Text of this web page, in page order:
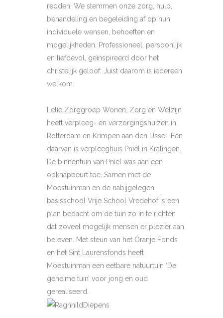
redden. We stemmen onze zorg, hulp,
behandeling en begeleiding af op hun
individuele wensen, behoeften en
mogelijkheden. Professioneel, persoonlijk
en liefdevol, geïnspireerd door het
christelijk geloof. Juist daarom is iedereen
welkom.
Lelie Zorggroep Wonen, Zorg en Welzijn
heeft verpleeg- en verzorgingshuizen in
Rotterdam en Krimpen aan den IJssel. Eén
daarvan is verpleeghuis Pniël in Kralingen.
De binnentuin van Pniël was aan een
opknapbeurt toe. Samen met de
Moestuinman en de nabijgelegen
basisschool Vrije School Vredehof is een
plan bedacht om de tuin zo in te richten
dat zoveel mogelijk mensen er plezier aan
beleven. Met steun van het Oranje Fonds
en het Sint Laurensfonds heeft
Moestuinman een eetbare natuurtuin ‘De
geheime tuin’ voor jong en oud
gerealiseerd.